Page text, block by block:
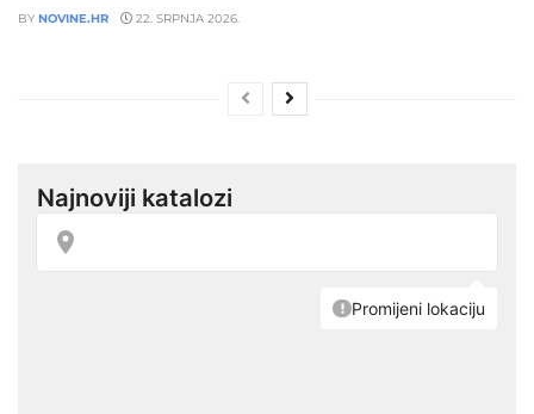
BY NOVINE.HR 22. SRPNJA 2026.